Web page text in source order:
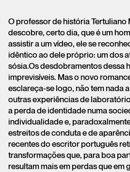
O professor de história Tertuliano
descobre, certo dia, que é um
assistir a um vídeo, ele se
idêntico ao dele próprio: um dos
sósia.Os desdobramentos dessa
imprevisíveis. Mas o novo
esclareça-se logo, não tem nada
outras experiências de
a perda de identidade numa
individualidade e,
estreitos de conduta e de
recentes do escritor português
transformações que, para boa
resultam mais em perdas que em